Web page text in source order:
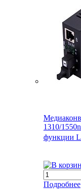
1310/
функции
Подробнее